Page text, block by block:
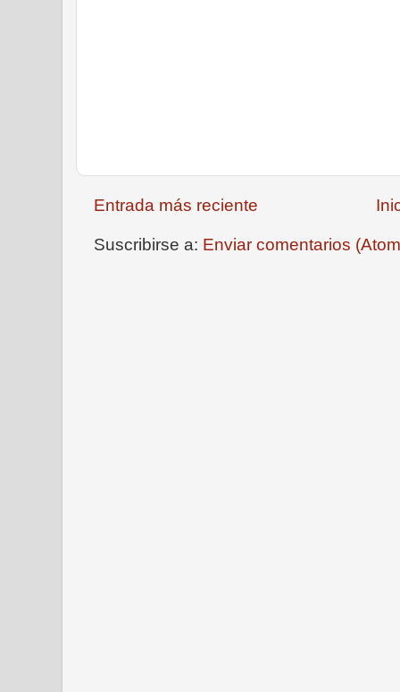
Entrada más reciente
Suscribirse a: Enviar comentarios